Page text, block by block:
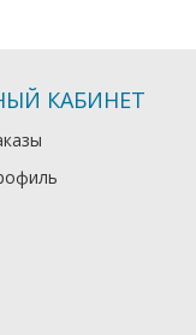
КАБИНЕТ